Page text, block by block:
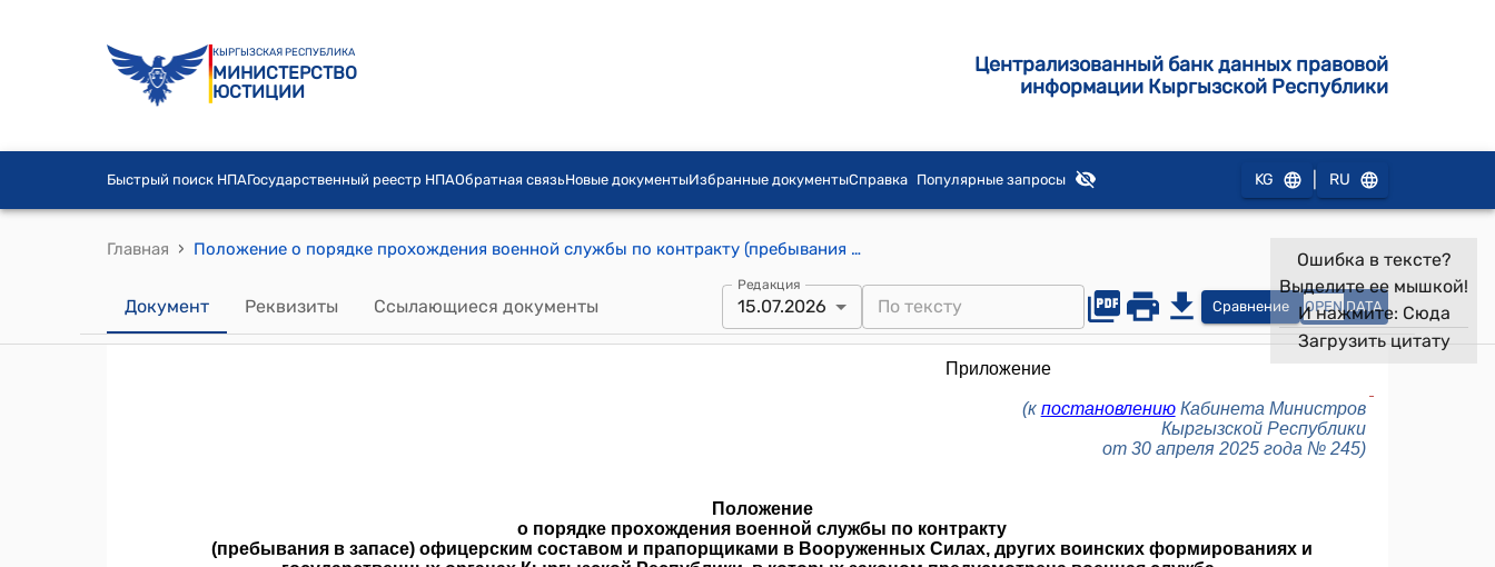
КЫРГЫЗСКАЯ РЕСПУБЛИКА
МИНИСТЕРСТВО
ЮСТИЦИИ
Централизованный банк данных правовой
информации Кыргызской Республики
Быстрый поиск НПАГосударственный реестр НПАОбратная связьНовые документыИзбранные документыСправка Популярные запросы KG RU
Главная › Положение о порядке прохождения военной службы по контракту (пребывания в запасе) офицерским составом и прапорщиками в Вооруженных Силах, других воинских формированиях и государственных органах Кыргызской Республики, в которых законом предусмотрена военная служба (к постановлению Кабинета Министров Кыргызской Республики от 30 апреля 2025 года № 245)
Документ Реквизиты Ссылающиеся документы
Редакция
15.07.2026 Сравнение OPEN DATA
Ошибка в тексте?
Выделите ее мышкой!
И нажмите: Сюда
Загрузить цитату